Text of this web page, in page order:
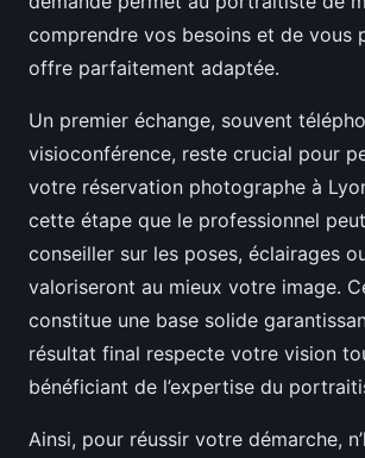
comprendre vos besoins et de vous
offre parfaitement adaptée.
Un premier échange, souvent
visioconférence, reste crucial pour
votre réservation photographe à
cette étape que le professionnel
conseiller sur les poses, éclairages
valoriseront au mieux votre image.
constitue une base solide
résultat final respecte votre vision
bénéficiant de l’expertise du
Ainsi, pour réussir votre démarche,